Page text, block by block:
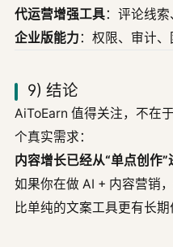
代运营增强工具：评论线
企业版能力：权限、审计
9) 结论
AiToEarn 值得关注，不在
个真实需求：
内容增长已经从“单点创作”
如果你在做 AI + 内容营销
比单纯的文案工具更有长期